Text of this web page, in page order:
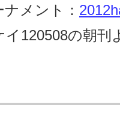
メント：
イ120508の朝刊